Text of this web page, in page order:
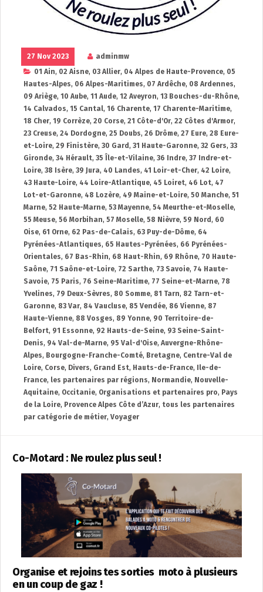
27 Nov 2023
adminmw
01 Ain, 02 Aisne, 03 Allier, 04 Alpes de Haute-Provence, 05
Hautes-Alpes, 06 Alpes-Maritimes, 07 Ardêche, 08 Ardennes,
09 Ariège, 10 Aube, 11 Aude, 12 Aveyron, 13 Bouches-du-Rhône,
14 Calvados, 15 Cantal, 16 Charente, 17 Charente-Maritime,
18 Cher, 19 Corrèze, 20 Corse, 21 Côte-d'Or, 22 Côtes d'Armor,
23 Creuse, 24 Dordogne, 25 Doubs, 26 Drôme, 27 Eure, 28 Eure-
et-Loire, 29 Finistère, 30 Gard , 31 Haute-Garonne, 32 Gers, 33
Gironde, 34 Hérault, 35 Île-et-Vilaine, 36 Indre, 37 Indre-et-
Loire, 38 Isère, 39 Jura, 40 Landes, 41 Loir-et-Cher, 42 Loire,
43 Haute-Loire, 44 Loire-Atlantique, 45 Loiret, 46 Lot, 47
Lot-et-Garonne, 48 Lozère, 49 Maine-et-Loire, 50 Manche, 51
Marne, 52 Haute-Marne, 53 Mayenne, 54 Meurthe-et-Moselle,
55 Meuse, 56 Morbihan, 57 Moselle, 58 Nièvre, 59 Nord , 60
Oise, 61 Orne, 62 Pas-de-Calais, 63 Puy-de-Dôme, 64
Pyrénées-Atlantiques, 65 Hautes-Pyrénées, 66 Pyrénées-
Orientales, 67 Bas-Rhin, 68 Haut-Rhin, 69 Rhône, 70 Haute-
Saône, 71 Saône-et-Loire, 72 Sarthe, 73 Savoie, 74 Haute-
Savoie, 75 Paris, 76 Seine-Maritime, 77 Seine-et-Marne, 78
Yvelines, 79 Deux-Sèvres, 80 Somme, 81 Tarn, 82 Tarn-et-
Garonne, 83 Var, 84 Vaucluse, 85 Vendée, 86 Vienne, 87
Haute-Vienne, 88 Vosges, 89 Yonne, 90 Territoire-de-
Belfort, 91 Essonne, 92 Hauts-de-Seine, 93 Seine-Saint-
Denis, 94 Val-de-Marne, 95 Val-d'Oise, Auvergne-Rhône-
Alpes, Bourgogne-Franche-Comté, Bretagne, Centre-Val de
Loire, Corse, Divers, Grand Est, Hauts-de-France,
Ile-de-
France, les partenaires par régions, Normandie, Nouvelle-
Aquitaine, Occitanie, Organisations et partenaires pro, Pays
de la Loire, Provence Alpes Côte d’Azur, tous les partenaires
par catégorie de métier, Voyager
Co-Motard : Ne roulez plus seul !
Organise et rejoins tes sorties moto à plusieurs
en un coup de gaz !